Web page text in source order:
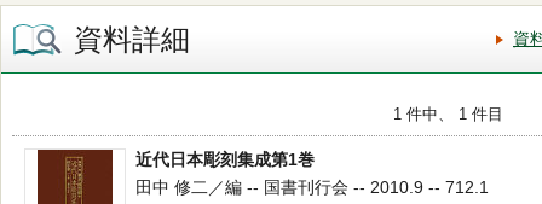
資料詳細 資
1 件中、 1 件目
近代日本彫刻集成第1巻
田中 修二／編 -- 国書刊行会 -- 2010.9 -- 712.1